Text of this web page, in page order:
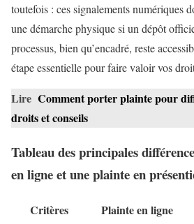
toutefois : ces signalements numériques
une démarche physique si un dépôt
processus, bien qu’encadré, reste
étape essentielle pour faire valoir vos
Lire Comment porter plainte pour
droits et conseils
Tableau des principales
en ligne et une plainte en
Critères Plainte en ligne